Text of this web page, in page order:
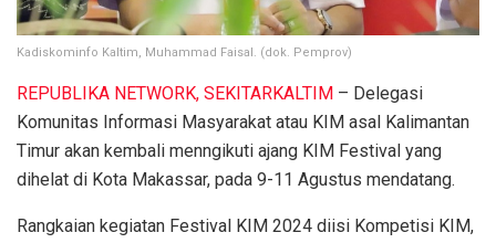
Kadiskominfo Kaltim, Muhammad Faisal. (dok. Pemprov)
REPUBLIKA NETWORK, SEKITARKALTIM – Delegasi
Komunitas Informasi Masyarakat atau KIM asal Kalimantan
Timur akan kembali menngikuti ajang KIM Festival yang
dihelat di Kota Makassar, pada 9-11 Agustus mendatang.
Rangkaian kegiatan Festival KIM 2024 diisi Kompetisi KIM,